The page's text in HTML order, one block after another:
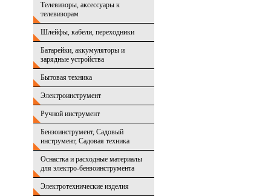
Телевизоры, аксессуары к
телевизорам
Шлейфы, кабели, переходники
Батарейки, аккумуляторы и
зарядные устройства
Бытовая техника
Электроинструмент
Ручной инструмент
Бензоинструмент, Садовый
инструмент, Садовая техника
Оснастка и расходные материалы
для электро-бензоинструмента
Электротехнические изделия